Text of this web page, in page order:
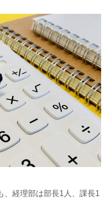
、経理部は部長1人、課長1